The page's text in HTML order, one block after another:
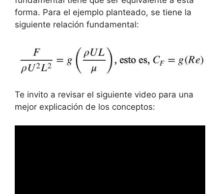
forma. Para el ejemplo planteado, se tiene la
siguiente relación fundamental:
Te invito a revisar el siguiente video para una
mejor explicación de los conceptos: